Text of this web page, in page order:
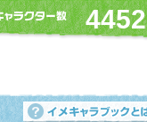
4452